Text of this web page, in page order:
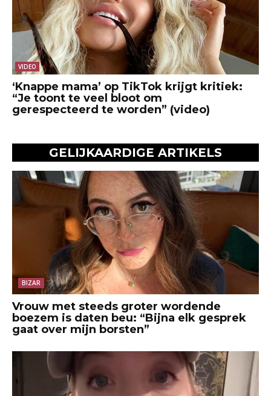
VIDEO
‘Knappe mama’ op TikTok krijgt kritiek:
“Je toont te veel bloot om
gerespecteerd te worden” (video)
GELIJKAARDIGE ARTIKELS
BIZAR
Vrouw met steeds groter wordende
boezem is daten beu: “Bijna elk gesprek
gaat over mijn borsten”